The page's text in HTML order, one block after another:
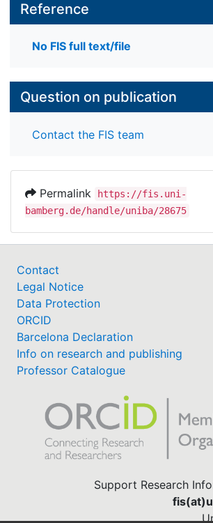
Reference
No FIS full text/file
Question on publication
Contact the FIS team
Permalink
https://fis.uni-
bamberg.de/handle/uniba/28675
Contact
Legal Notice
Data Protection
ORCID
Barcelona Declaration
Info on research and publishing
Professor Catalogue
Support Research